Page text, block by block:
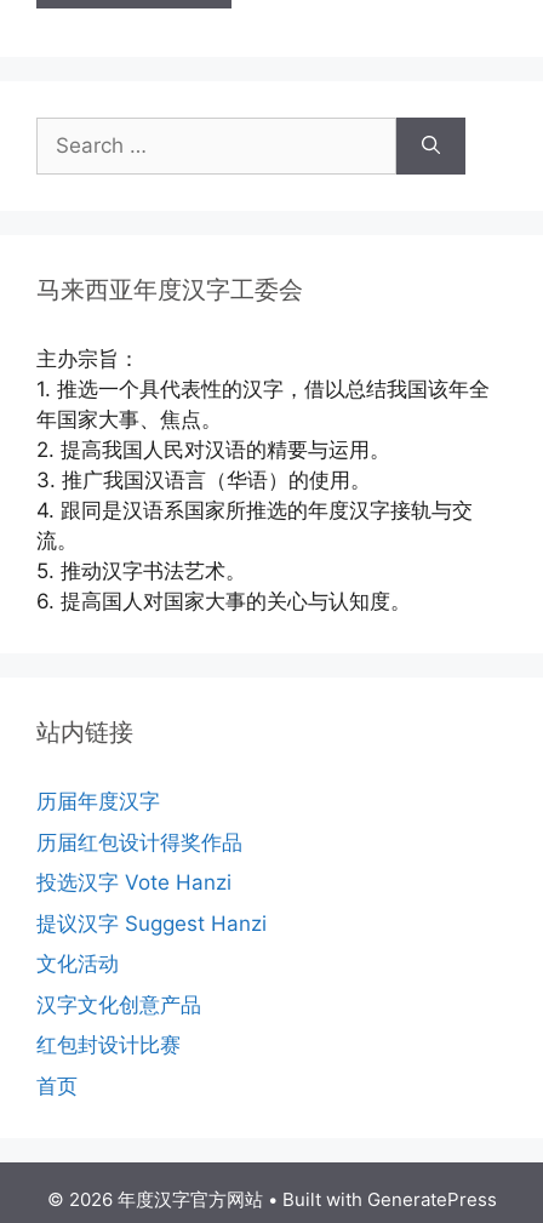
马来西亚年度汉字工委会
主办宗旨：
1. 推选一个具代表性的汉字，借以总结我国该年全
年国家大事、焦点。
2. 提高我国人民对汉语的精要与运用。
3. 推广我国汉语言（华语）的使用。
4. 跟同是汉语系国家所推选的年度汉字接轨与交
流。
5. 推动汉字书法艺术。
6. 提高国人对国家大事的关心与认知度。
站内链接
历届年度汉字
历届红包设计得奖作品
投选汉字 Vote Hanzi
提议汉字 Suggest Hanzi
文化活动
汉字文化创意产品
红包封设计比赛
首页
© 2026 年度汉字官方网站• Built with GeneratePress